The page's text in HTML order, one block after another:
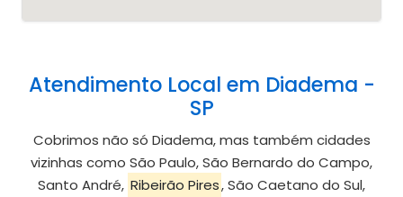
Atendimento Local em Diadema -
SP
Cobrimos não só Diadema, mas também cidades
vizinhas como São Paulo, São Bernardo do Campo,
Santo André, Ribeirão Pires, São Caetano do Sul,